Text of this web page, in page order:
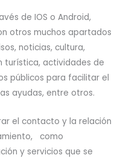
de IOS o Android,
otros muchos apartados
noticias, cultura,
turística, actividades de
públicos para facilitar el
ayudas, entre otros.
el contacto y la relación
como
y servicios que se